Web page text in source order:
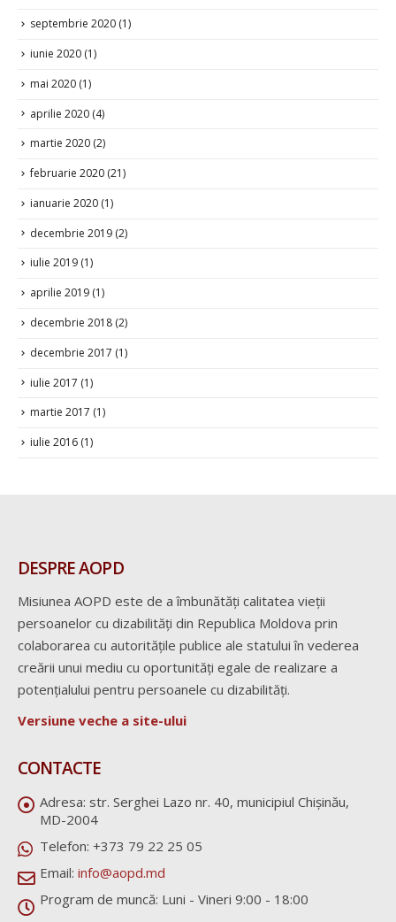
septembrie 2020 (1)
iunie 2020 (1)
mai 2020 (1)
aprilie 2020 (4)
martie 2020 (2)
februarie 2020 (21)
ianuarie 2020 (1)
decembrie 2019 (2)
iulie 2019 (1)
aprilie 2019 (1)
decembrie 2018 (2)
decembrie 2017 (1)
iulie 2017 (1)
martie 2017 (1)
iulie 2016 (1)
DESPRE AOPD
Misiunea AOPD este de a îmbunătăți calitatea vieții
persoanelor cu dizabilități din Republica Moldova prin
colaborarea cu autoritățile publice ale statului în vederea
creării unui mediu cu oportunități egale de realizare a
potențialului pentru persoanele cu dizabilități.
Versiune veche a site-ului
CONTACTE
Adresa: str. Serghei Lazo nr. 40, municipiul Chișinău,
MD-2004
Telefon: +373 79 22 25 05
Email: info@aopd.md
Program de muncă: Luni - Vineri 9:00 - 18:00